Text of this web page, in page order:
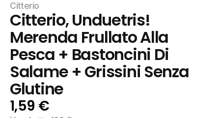
Citterio
Citterio, Unduetris!
Merenda Frullato Alla
Pesca + Bastoncini Di
Salame + Grissini Senza
Glutine
1,59 €